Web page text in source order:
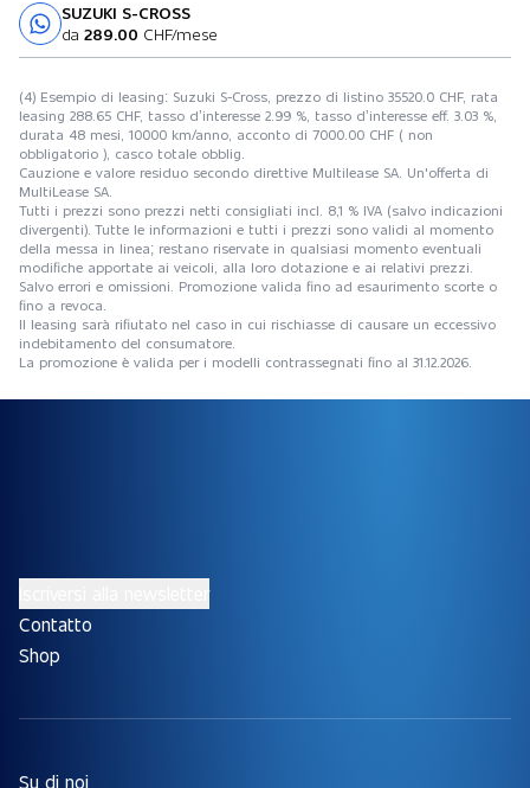
SUZUKI S-CROSS
da 289.00 CHF/mese
(4) Esempio di leasing: Suzuki S-Cross, prezzo di listino 35520.0 CHF, rata
leasing 288.65 CHF, tasso d’interesse 2.99 %, tasso d’interesse eff. 3.03 %,
durata 48 mesi, 10000 km/anno, acconto di 7000.00 CHF ( non
obbligatorio ), casco totale obblig.
Cauzione e valore residuo secondo direttive Multilease SA. Un'offerta di
MultiLease SA.
Tutti i prezzi sono prezzi netti consigliati incl. 8,1 % IVA (salvo indicazioni
divergenti). Tutte le informazioni e tutti i prezzi sono validi al momento
della messa in linea; restano riservate in qualsiasi momento eventuali
modifiche apportate ai veicoli, alla loro dotazione e ai relativi prezzi.
Salvo errori e omissioni. Promozione valida fino ad esaurimento scorte o
fino a revoca.
Il leasing sarà rifiutato nel caso in cui rischiasse di causare un eccessivo
indebitamento del consumatore.
La promozione è valida per i modelli contrassegnati fino al 31.12.2026.
Contatto
Shop
Su di noi